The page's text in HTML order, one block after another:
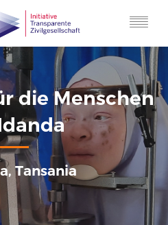
die Menschen
Tansania